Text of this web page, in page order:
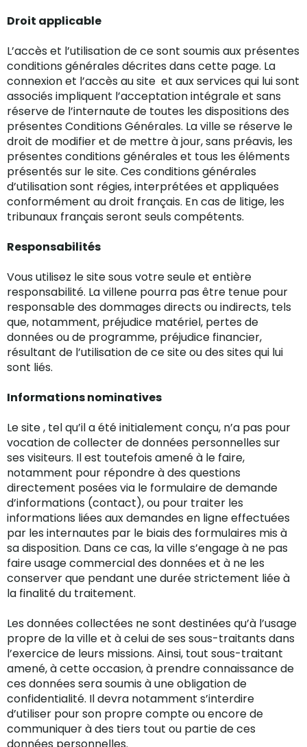
Droit applicable
L’accès et l’utilisation de ce sont soumis aux présentes
conditions générales décrites dans cette page. La
connexion et l’accès au site et aux services qui lui sont
associés impliquent l’acceptation intégrale et sans
réserve de l’internaute de toutes les dispositions des
présentes Conditions Générales. La ville se réserve le
droit de modifier et de mettre à jour, sans préavis, les
présentes conditions générales et tous les éléments
présentés sur le site. Ces conditions générales
d’utilisation sont régies, interprétées et appliquées
conformément au droit français. En cas de litige, les
tribunaux français seront seuls compétents.
Responsabilités
Vous utilisez le site sous votre seule et entière
responsabilité. La villene pourra pas être tenue pour
responsable des dommages directs ou indirects, tels
que, notamment, préjudice matériel, pertes de
données ou de programme, préjudice financier,
résultant de l’utilisation de ce site ou des sites qui lui
sont liés.
Informations nominatives
Le site , tel qu’il a été initialement conçu, n’a pas pour
vocation de collecter de données personnelles sur
ses visiteurs. Il est toutefois amené à le faire,
notamment pour répondre à des questions
directement posées via le formulaire de demande
d’informations (contact), ou pour traiter les
informations liées aux demandes en ligne effectuées
par les internautes par le biais des formulaires mis à
sa disposition. Dans ce cas, la ville s’engage à ne pas
faire usage commercial des données et à ne les
conserver que pendant une durée strictement liée à
la finalité du traitement.
Les données collectées ne sont destinées qu’à l’usage
propre de la ville et à celui de ses sous-traitants dans
l’exercice de leurs missions. Ainsi, tout sous-traitant
amené, à cette occasion, à prendre connaissance de
ces données sera soumis à une obligation de
confidentialité. Il devra notamment s’interdire
d’utiliser pour son propre compte ou encore de
communiquer à des tiers tout ou partie de ces